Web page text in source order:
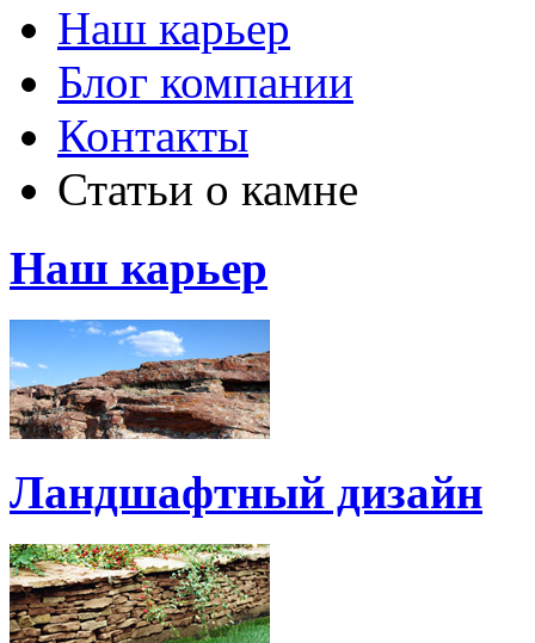
Наш карьер
Блог компании
Контакты
Статьи о камне
Наш карьер
Ландшафтный дизайн